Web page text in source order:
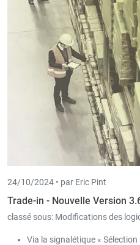
des différents champs de la
peuvent être configurés
plusieurs utilisateurs.
24/10/2024 • par Eric Pint
Trade-in - Nouvelle Version
classé sous: Modifications des
Via la signalétique « Sélection